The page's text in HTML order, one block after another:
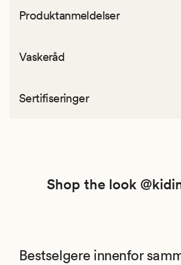
Produktanmeldelser
Vaskeråd
Sertifiseringer
Shop the look
Bestselgere innenfor